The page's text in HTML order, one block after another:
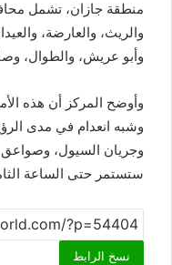
منطقة جازان، تشمل
والريث، والعارضة،
وأبو عريش، والطوال،
وأوضح المركز أن هذه
وشبه انعدام في مدى
وجريان السيول، وصواعق
ستستمر حتى الساعة
نسخ الرابط